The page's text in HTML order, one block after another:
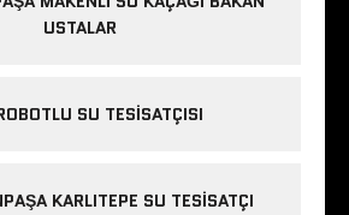
USTALAR
SU TESISATÇISI
KARLITEPE SU TESISATÇI